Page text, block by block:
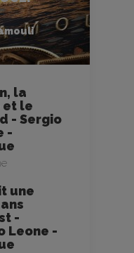
la
et le
- Sergio
-
une
-
Leone -